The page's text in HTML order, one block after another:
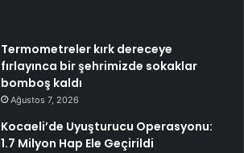
Termometreler kırk dereceye
fırlayınca bir şehrimizde sokaklar
bomboş kaldı
Ağustos 7, 2026
Kocaeli’de Uyuşturucu Operasyonu:
1.7 Milyon Hap Ele Geçirildi